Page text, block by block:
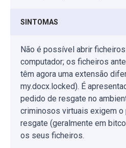
SINTOMAS
Não é possível abrir
computador; os ficheiros
têm agora uma extensão
my.docx.locked). É
pedido de resgate no
criminosos virtuais exigem o
resgate (geralmente em
os seus ficheiros.